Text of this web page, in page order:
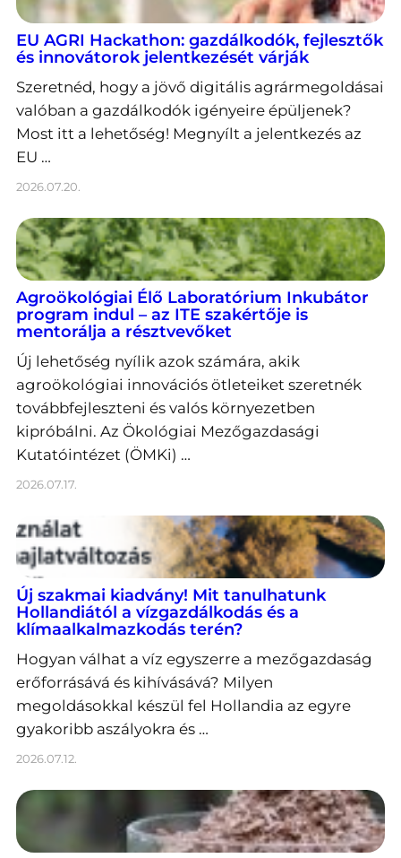
EU AGRI Hackathon: gazdálkodók, fejlesztők
és innovátorok jelentkezését várják
Szeretnéd, hogy a jövő digitális agrármegoldásai
valóban a gazdálkodók igényeire épüljenek?
Most itt a lehetőség! Megnyílt a jelentkezés az
EU …
2026.07.20.
Agroökológiai Élő Laboratórium Inkubátor
program indul – az ITE szakértője is
mentorálja a résztvevőket
Új lehetőség nyílik azok számára, akik
agroökológiai innovációs ötleteiket szeretnék
továbbfejleszteni és valós környezetben
kipróbálni. Az Ökológiai Mezőgazdasági
Kutatóintézet (ÖMKi) …
2026.07.17.
Új szakmai kiadvány! Mit tanulhatunk
Hollandiától a vízgazdálkodás és a
klímaalkalmazkodás terén?
Hogyan válhat a víz egyszerre a mezőgazdaság
erőforrásává és kihívásává? Milyen
megoldásokkal készül fel Hollandia az egyre
gyakoribb aszályokra és …
2026.07.12.